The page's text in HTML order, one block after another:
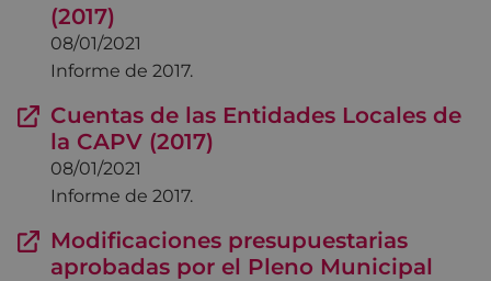
(2017)
08/01/2021
Informe de 2017.
Cuentas de las Entidades Locales de
la CAPV (2017)
08/01/2021
Informe de 2017.
Modificaciones presupuestarias
aprobadas por el Pleno Municipal